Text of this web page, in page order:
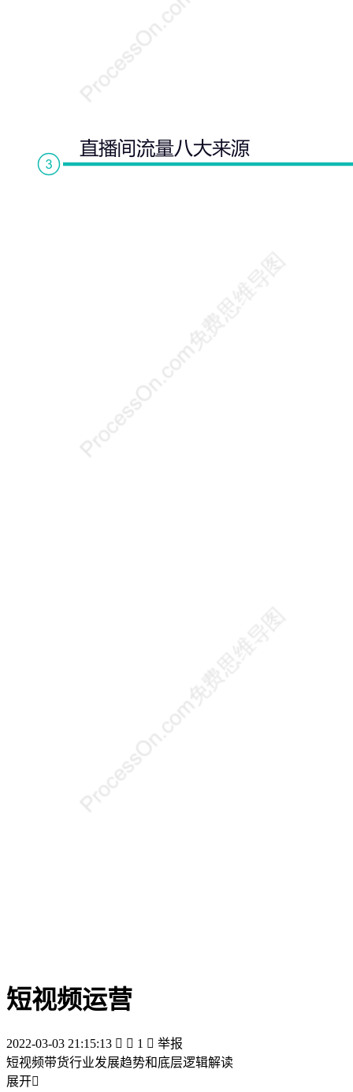
短视频运营
2022-03-03 21:15:13   1  举报
短视频带货行业发展趋势和底层逻辑解读
展开